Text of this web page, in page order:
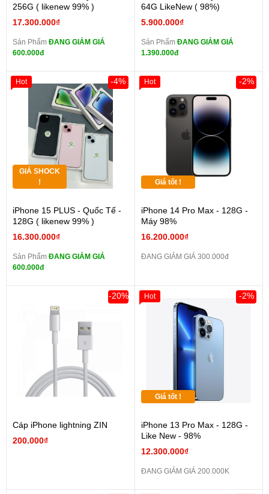
256G ( likenew 99% )
17.300.000₫
Sản Phẩm ĐANG GIẢM GIÁ
600.000đ
64G LikeNew ( 98%)
5.900.000₫
Sản Phẩm ĐANG GIẢM GIÁ
1.390.000đ
GIÁ SHOCK
!
iPhone 15 PLUS - Quốc Tế -
128G ( likenew 99% )
16.300.000₫
-4%
Sản Phẩm ĐANG GIẢM GIÁ
600.000đ
Hot
Giá tốt !
iPhone 14 Pro Max - 128G -
Máy 98%
16.200.000₫
-2%
ĐANG GIẢM GIÁ 300.000đ
Hot
Cáp iPhone lightning ZIN
200.000₫
-20%
Giá tốt !
iPhone 13 Pro Max - 128G -
Like New - 98%
12.300.000₫
-2%
ĐANG GIẢM GIÁ 200.000K
Hot